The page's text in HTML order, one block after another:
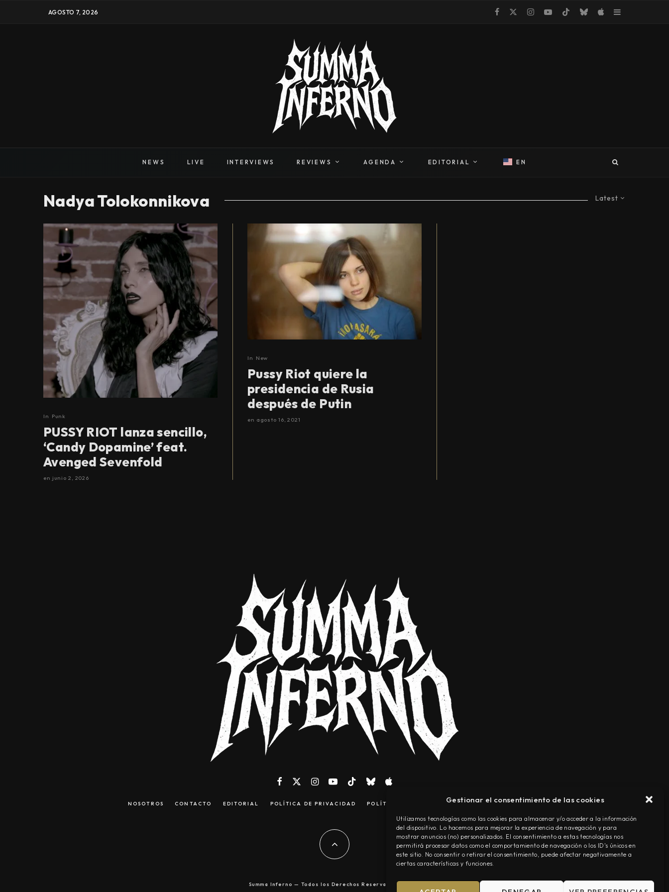
Gestionar el consentimiento de las cookies
Utilizamos tecnologías como las cookies para almacenar y/o acceder a la información
del dispositivo. Lo hacemos para mejorar la experiencia de navegación y para
mostrar anuncios (no) personalizados. El consentimiento a estas tecnologías nos
permitirá procesar datos como el comportamiento de navegación o los ID's únicos en
este sitio. No consentir o retirar el consentimiento, puede afectar negativamente a
ciertas características y funciones.
AGOSTO 7, 2026
NEWS LIVE INTERVIEWS REVIEWS AGENDA EDITORIAL EN
Latest
Nadya Tolokonnikova
In Punk
PUSSY RIOT lanza sencillo,
‘Candy Dopamine’ feat.
Avenged Sevenfold
en junio 2, 2026
In New
Pussy Riot quiere la
presidencia de Rusia
después de Putin
en agosto 16, 2021
NOSOTROS CONTACTO EDITORIAL POLÍTICA DE PRIVACIDAD POLÍTICA DE COOKIES TÉRMINOS Y CONDICIONES
Summa Inferno — Todos los Derechos Reservados © 2026